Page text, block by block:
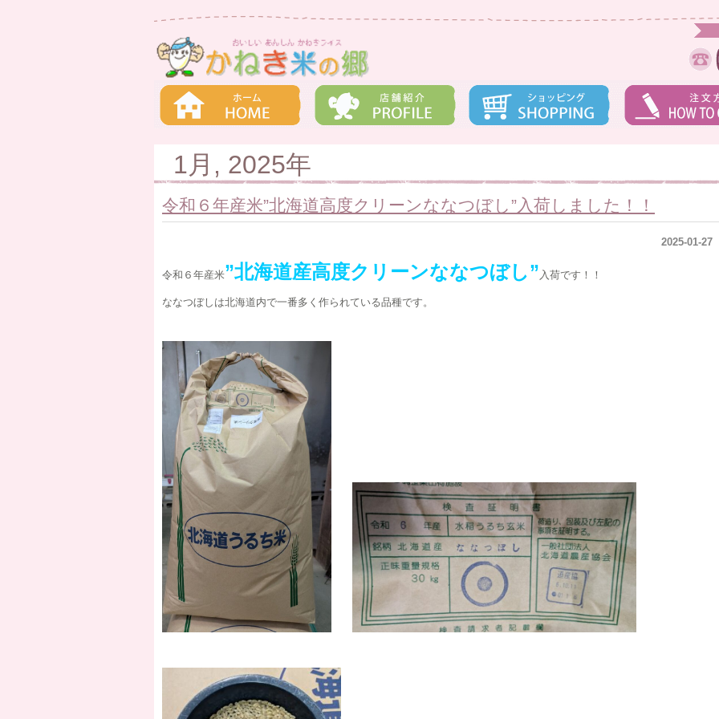
1月, 2025年
令和６年産米”北海道高度クリーンななつぼし”入荷しました！！
2025-01-27
令和６年産米”北海道産高度クリーンななつぼし” 入荷です！！
ななつぼしは北海道内で一番多く作られている品種です。